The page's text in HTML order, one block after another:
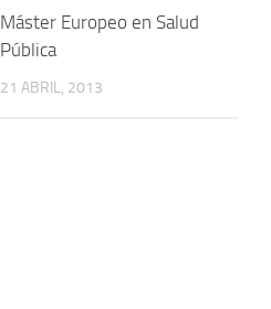
Máster Europeo en Salud
Pública
21 ABRIL, 2013